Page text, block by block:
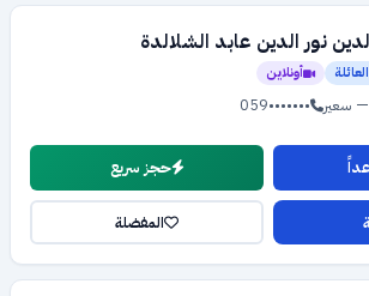
نور الدين عابد الشلالدة
أونلاين
— سعير 059•••••••
حجز سريع
المفضلة